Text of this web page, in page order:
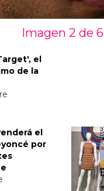
Imagen 2 de 6
el
de la
el
por